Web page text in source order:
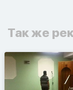
Так же